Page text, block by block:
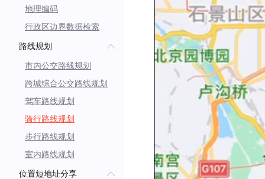
地理编码
行政区边界数据检索
路线规划
市内公交路线规划
跨城综合公交路线规划
驾车路线规划
骑行路线规划
步行路线规划
室内路线规划
位置短地址分享